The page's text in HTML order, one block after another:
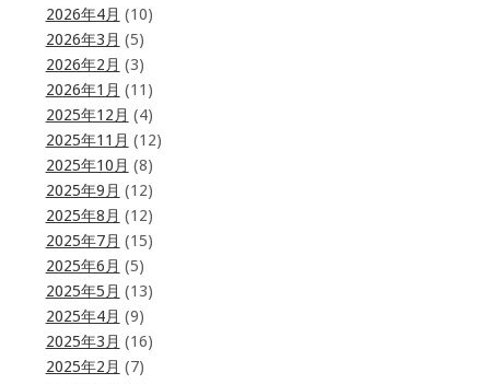
2026年4月 (10)
2026年3月 (5)
2026年2月 (3)
2026年1月 (11)
2025年12月 (4)
2025年11月 (12)
2025年10月 (8)
2025年9月 (12)
2025年8月 (12)
2025年7月 (15)
2025年6月 (5)
2025年5月 (13)
2025年4月 (9)
2025年3月 (16)
2025年2月 (7)